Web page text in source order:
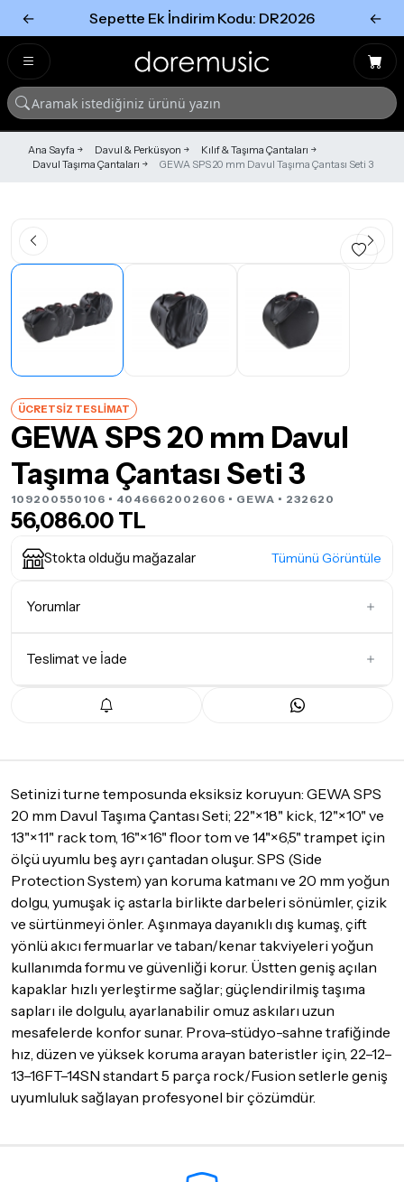
← Sepette Ek İndirim Kodu: DR2026 ←
Ana Sayfa Davul & Perküsyon
Kılıf & Taşıma Çantaları
Davul Taşıma Çantaları
GEWA SPS 20 mm Davul Taşıma Çantası Seti 3
ÜCRETSİZ TESLİMAT
GEWA SPS 20 mm Davul
Taşıma Çantası Seti 3
109200550106 • 4046662002606 • GEWA • 232620
56,086.00 TL
Stokta olduğu mağazalar Tümünü Görüntüle
Yorumlar
Teslimat ve İade
Teslimat Koşulları
tatil günlerinde teslimat yapılamamaktadır.
Seçtiğiniz ürünlerin tamamıdoremusic Sevkiyat Ekibi
ya da
Aras Kargogarantisi ile adresinize teslim edilecektir.
Detaylar içintıklayınız
İade Koşulları
Sitemiz üzerinden satın almış olduğunuz ürünleri, teslimat
tarihinden itibaren14 Gün içerisinde iade edebilir ya da
değiştirebilirsiniz.
İadesi ve değişimi mümkün olmayan ürünler içintıklayınız.
İade ve değişimi talep edilecek ürünün ticari vasfını yitirmemiş
olması, ambalajının korunmuş, aksesuar ve tüm ürün içeriğinin
eksiksiz olması gerekmektedir. Satın almış olduğunuz ürünü
göndermeden önce mutlaka Destekekibimiz ile iletişime
geçerek bilgi veriniz.
iade/değişim şartlarını kontrol ettiğinizden emin olun.
Setinizi turne temposunda eksiksiz koruyun: GEWA SPS
20 mm Davul Taşıma Çantası Seti; 22"×18" kick, 12"×10" ve
13"×11" rack tom, 16"×16" floor tom ve 14"×6,5" trampet için
ölçü uyumlu beş ayrı çantadan oluşur. SPS (Side
Protection System) yan koruma katmanı ve 20 mm yoğun
dolgu, yumuşak iç astarla birlikte darbeleri sönümler, çizik
ve sürtünmeyi önler. Aşınmaya dayanıklı dış kumaş, çift
yönlü akıcı fermuarlar ve taban/kenar takviyeleri yoğun
kullanımda formu ve güvenliği korur. Üstten geniş açılan
kapaklar hızlı yerleştirme sağlar; güçlendirilmiş taşıma
sapları ile dolgulu, ayarlanabilir omuz askıları uzun
mesafelerde konfor sunar. Prova-stüdyo-sahne trafiğinde
hız, düzen ve yüksek koruma arayan bateristler için, 22–12–
13–16FT–14SN standart 5 parça rock/Fusion setlerle geniş
uyumluluk sağlayan profesyonel bir çözümdür.
Tümünü Gör
Tümünü gör